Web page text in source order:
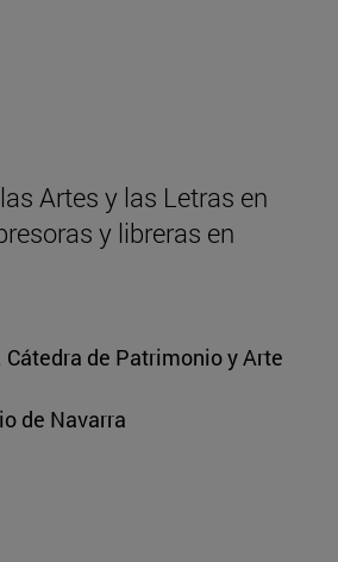
Artes y las Letras en
y libreras en
de Patrimonio y Arte
de Navarra